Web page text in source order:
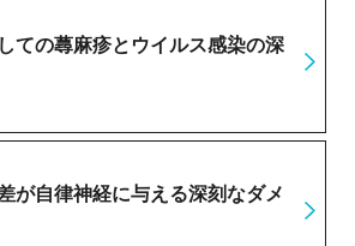
ての蕁麻疹とウイルス感染の深
が自律神経に与える深刻なダメ